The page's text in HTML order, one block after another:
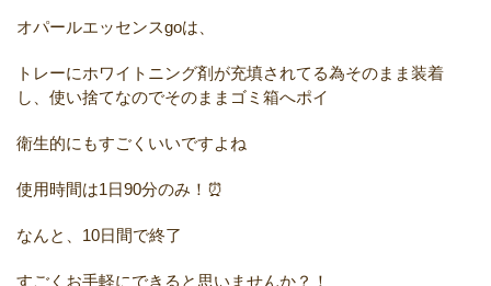
オパールエッセンスgoは、
トレーにホワイトニング剤が充填されてる為そのまま装着
し、使い捨てなのでそのままゴミ箱へポイ
衛生的にもすごくいいですよね
使用時間は1日90分のみ！⏰
なんと、 10日間で終了
すごくお手軽にできると思いませんか？！